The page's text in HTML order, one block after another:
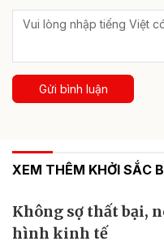
Gửi bình luận
XEM THÊM KHỞI SẮC
Không sợ thất bại,
hình kinh tế